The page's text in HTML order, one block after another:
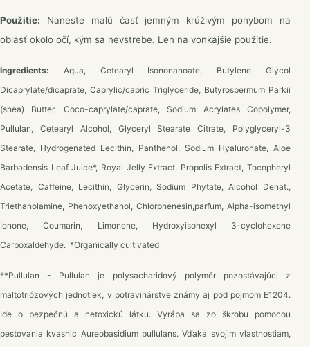
Použitie: Naneste malú časť jemným krúživým pohybom na
oblasť okolo očí, kým sa nevstrebe. Len na vonkajšie použitie.
Ingredients: Aqua, Cetearyl Isononanoate, Butylene Glycol
Dicaprylate/dicaprate, Caprylic/capric Triglyceride, Butyrospermum Parkii
(shea) Butter, Coco-caprylate/caprate, Sodium Acrylates Copolymer,
Pullulan, Cetearyl Alcohol, Glyceryl Stearate Citrate, Polyglyceryl-3
Stearate, Hydrogenated Lecithin, Panthenol, Sodium Hyaluronate, Aloe
Barbadensis Leaf Juice*, Royal Jelly Extract, Propolis Extract, Tocopheryl
Acetate, Caffeine, Lecithin, Glycerin, Sodium Phytate, Alcohol Denat.,
Triethanolamine, Phenoxyethanol, Chlorphenesin,parfum, Alpha-isomethyl
Ionone, Coumarin, Limonene, Hydroxyisohexyl 3-cyclohexene
Carboxaldehyde. *Organically cultivated
**Pullulan - Pullulan je polysacharidový polymér pozostávajúci z
maltotriózových jednotiek, v potravinárstve známy aj pod pojmom E1204.
Ide o bezpečnú a netoxickú látku. Vyrába sa zo škrobu pomocou
pestovania kvasnic Aureobasidium pullulans. Vďaka svojim vlastnostiam,